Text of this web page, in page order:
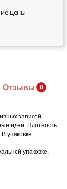
цены
Отзывы
записей,
идеи. Плотность
упаковке
упаковке.